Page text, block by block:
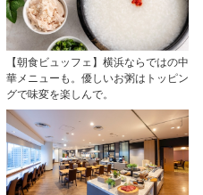
【朝食ビュッフェ】横浜ならではの中
華メニューも。優しいお粥はトッピン
グで味変を楽しんで。